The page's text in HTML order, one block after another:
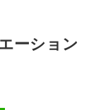
ーション